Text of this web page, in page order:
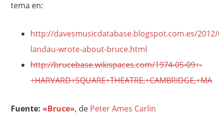
tema en:
http://davesmusicdatabase.blogspot.com.es/
landau-wrote-about-bruce.html
http://brucebase.wikispaces.com/1974-05-09+-
+HARVARD+SQUARE+THEATRE,+CAMBRIDGE,+MA
Fuente: «Bruce», de Peter Ames Carlin